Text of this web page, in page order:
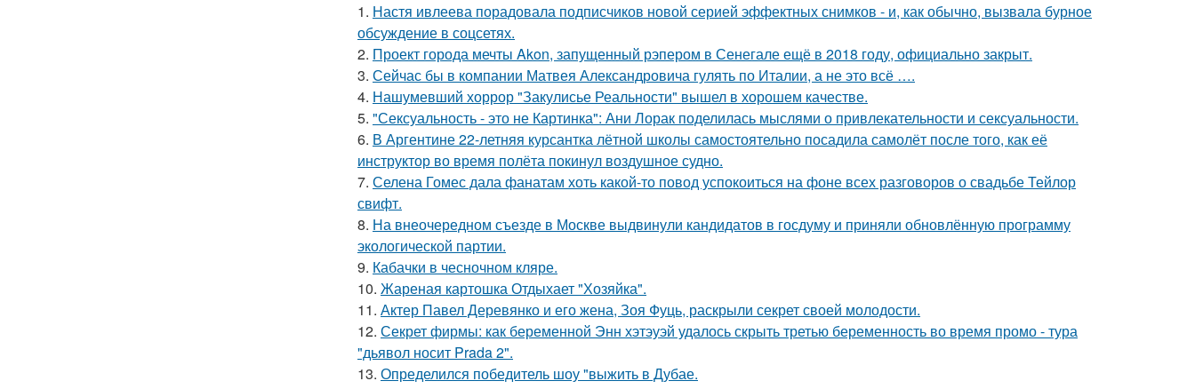
1. Настя ивлеева порадовала подписчиков новой серией эффектных снимков - и, как обычно, вызвала бурное
обсуждение в соцсетях.
2. Проект города мечты Akon, запущенный рэпером в Сенегале ещё в 2018 году, официально закрыт.
3. Сейчас бы в компании Матвея Александровича гулять по Италии, а не это всё ….
4. Нашумевший хоррор "Закулисье Реальности" вышел в хорошем качестве.
5. "Сексуальность - это не Картинка": Ани Лорак поделилась мыслями о привлекательности и сексуальности.
6. В Аргентине 22-летняя курсантка лётной школы самостоятельно посадила самолёт после того, как её
инструктор во время полёта покинул воздушное судно.
7. Селена Гомес дала фанатам хоть какой-то повод успокоиться на фоне всех разговоров о свадьбе Тейлор
свифт.
8. На внеочередном съезде в Москве выдвинули кандидатов в госдуму и приняли обновлённую программу
экологической партии.
9. Кабачки в чесночном кляре.
10. Жареная картошка Отдыхает "Хозяйка".
11. Актер Павел Деревянко и его жена, Зоя Фуць, раскрыли секрет своей молодости.
12. Секрет фирмы: как беременной Энн хэтэуэй удалось скрыть третью беременность во время промо - тура
"дьявол носит Prada 2".
13. Определился победитель шоу "выжить в Дубае.